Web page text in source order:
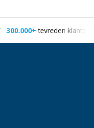
300.000+tevreden klanten